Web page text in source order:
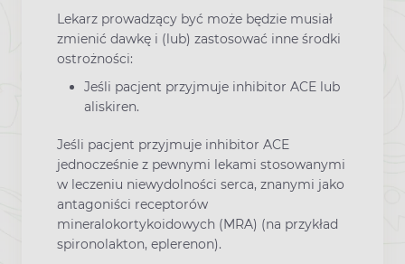
Lekarz prowadzący być może będzie musiał
zmienić dawkę i (lub) zastosować inne środki
ostrożności:
Jeśli pacjent przyjmuje inhibitor ACE lub
aliskiren.
Jeśli pacjent przyjmuje inhibitor ACE
jednocześnie z pewnymi lekami stosowanymi
w leczeniu niewydolności serca, znanymi jako
antagoniści receptorów
mineralokortykoidowych (MRA) (na przykład
spironolakton, eplerenon).